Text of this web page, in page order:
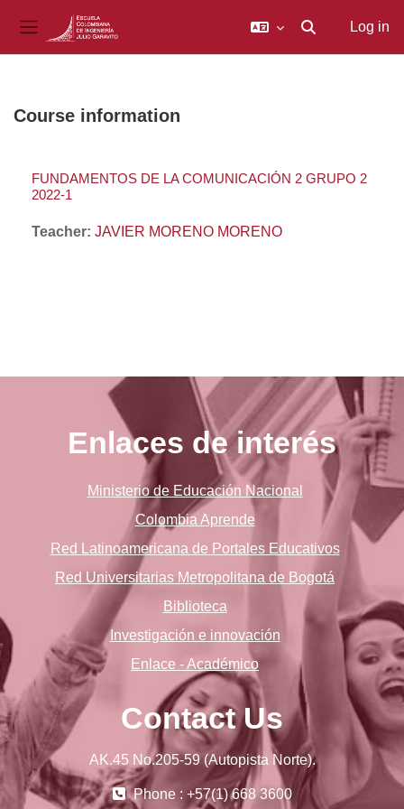
Side panel Toggle search
Log in
Course information
FUNDAMENTOS DE LA COMUNICACIÓN 2 GRUPO 2
2022-1
Teacher: JAVIER MORENO MORENO
Enlaces de interés
Ministerio de Educación Nacional
Colombia Aprende
Red Latinoamericana de Portales Educativos
Red Universitarias Metropolitana de Bogotá
Biblioteca
Investigación e innovación
Enlace - Académico
Contact Us
AK.45 No.205-59 (Autopista Norte).
Phone : +57(1) 668 3600